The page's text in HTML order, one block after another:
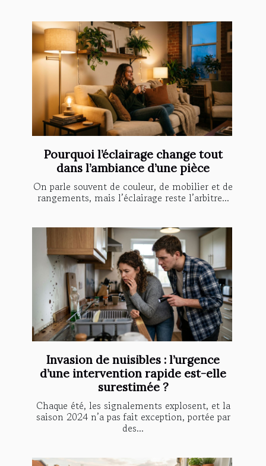
Pourquoi l’éclairage change tout
dans l’ambiance d’une pièce
On parle souvent de couleur, de mobilier et de
rangements, mais l’éclairage reste l’arbitre...
Invasion de nuisibles : l’urgence
d’une intervention rapide est-elle
surestimée ?
Chaque été, les signalements explosent, et la
saison 2024 n’a pas fait exception, portée par
des...